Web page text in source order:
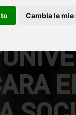
Cambia le